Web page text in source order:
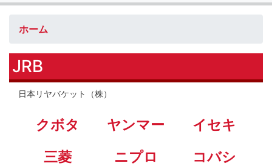
ホーム
JRB
日本リヤバケット（株）
クボタ ヤンマー
イセキ
三菱
ニプロ コバシ